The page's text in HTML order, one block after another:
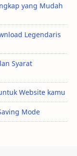
yang Mudah
Legendaris
Syarat
Website kamu
Mode